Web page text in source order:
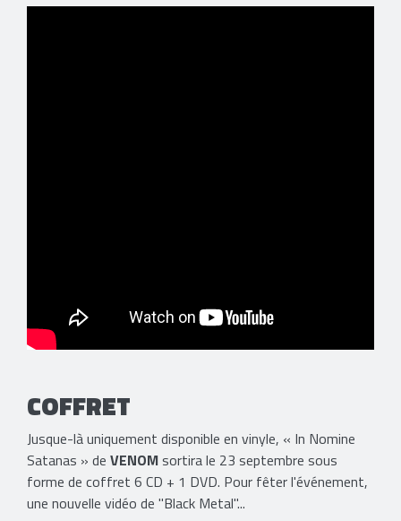
COFFRET
Jusque-là uniquement disponible en vinyle, « In Nomine
Satanas » de VENOMsortira le 23 septembre sous
forme de coffret 6 CD + 1 DVD. Pour fêter l'événement,
une nouvelle vidéo de "Black Metal"...